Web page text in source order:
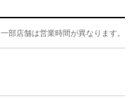
部店舗は営業時間が異なります。